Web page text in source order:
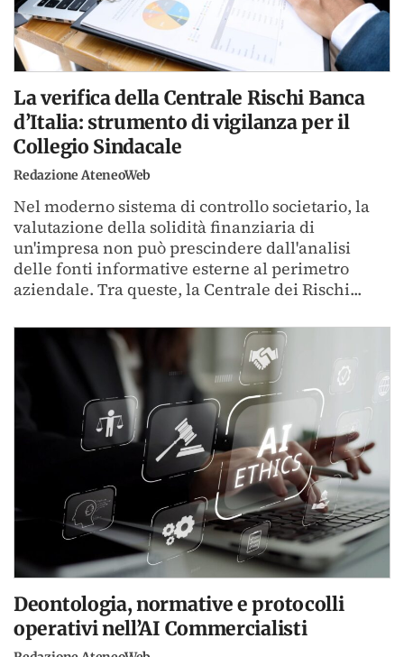
La verifica della Centrale Rischi Banca
d’Italia: strumento di vigilanza per il
Collegio Sindacale
Redazione AteneoWeb
Nel moderno sistema di controllo societario, la
valutazione della solidità finanziaria di
un'impresa non può prescindere dall'analisi
delle fonti informative esterne al perimetro
aziendale. Tra queste, la Centrale dei Rischi...
Deontologia, normative e protocolli
operativi nell’AI Commercialisti